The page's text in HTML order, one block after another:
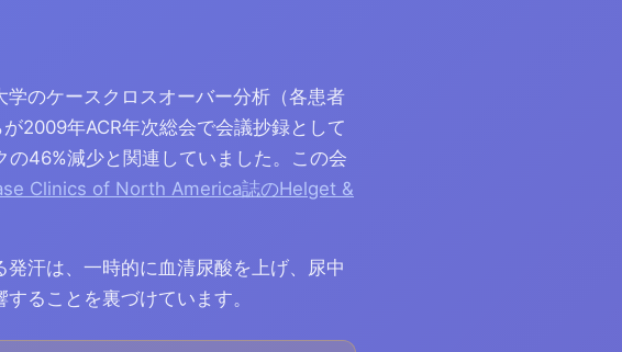
のケースクロスオーバー分析（各患者
2009年ACR年次総会で会議抄録として
46%減少と関連していました。この会
Clinics of North America誌のHelget &
発汗は、一時的に血清尿酸を上げ、尿中
ることを裏づけています。